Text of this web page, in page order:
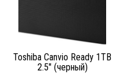
Toshiba Canvio Ready 1TB
2.5″ (черный)